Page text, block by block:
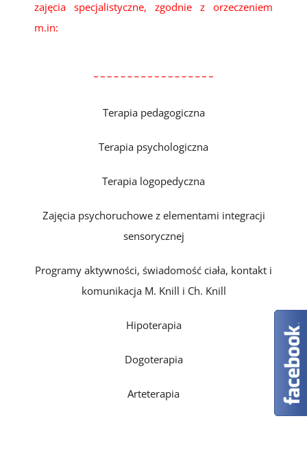
zajęcia specjalistyczne, zgodnie z orzeczeniem
m.in:
Terapia pedagogiczna
Terapia psychologiczna
Terapia logopedyczna
Zajęcia psychoruchowe z elementami integracji
sensorycznej
Programy aktywności, świadomość ciała, kontakt i
komunikacja M. Knill i Ch. Knill
Hipoterapia
Dogoterapia
Arteterapia